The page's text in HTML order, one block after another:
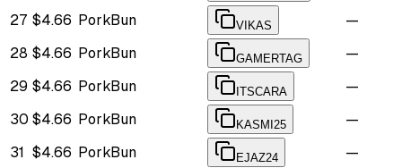
27 $4.66 PorkBun VIKAS
—
28 $4.66 PorkBun GAMERTAG
—
29 $4.66 PorkBun ITSCARA
—
30 $4.66 PorkBun KASMI25
—
31 $4.66 PorkBun EJAZ24
—